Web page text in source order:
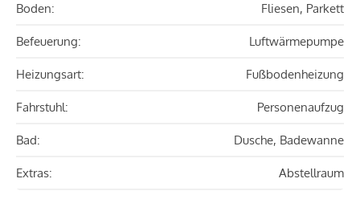
Boden: Fliesen, Parkett
Befeuerung: Luftwärmepumpe
Heizungsart: Fußbodenheizung
Fahrstuhl: Personenaufzug
Bad: Dusche, Badewanne
Extras: Abstellraum